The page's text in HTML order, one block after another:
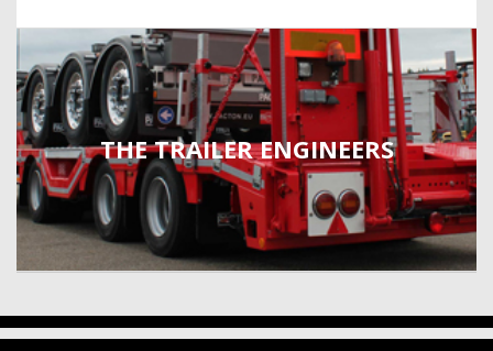
THE TRAILER ENGINEERS